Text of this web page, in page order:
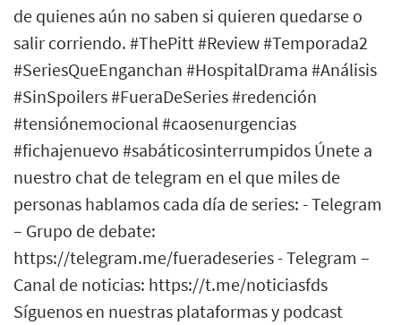
de quienes aún no saben si quieren quedarse o
salir corriendo. #ThePitt #Review #Temporada2
#SeriesQueEnganchan #HospitalDrama #Análisis
#SinSpoilers #FueraDeSeries #redención
#tensiónemocional #caosenurgencias
#fichajenuevo #sabáticosinterrumpidos Únete a
nuestro chat de telegram en el que miles de
personas hablamos cada día de series: - Telegram
– Grupo de debate:
https://telegram.me/fueradeseries - Telegram –
Canal de noticias: https://t.me/noticiasfds
Síguenos en nuestras plataformas y podcast